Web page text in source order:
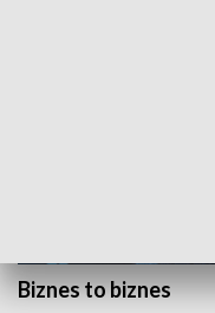
Biznes to biznes